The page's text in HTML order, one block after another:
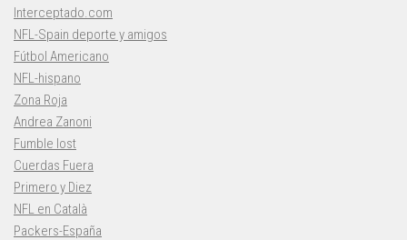
Interceptado.com
NFL-Spain deporte y amigos
Fútbol Americano
NFL-hispano
Zona Roja
Andrea Zanoni
Fumble lost
Cuerdas Fuera
Primero y Diez
NFL en Català
Packers-España